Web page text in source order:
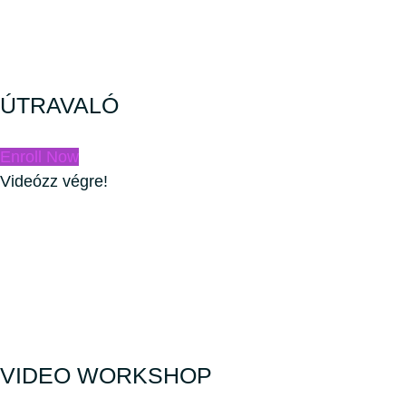
ÚTRAVALÓ
Enroll Now
Videózz végre!
VIDEO WORKSHOP